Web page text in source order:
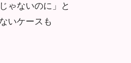
ゃないのに」と
いケースも